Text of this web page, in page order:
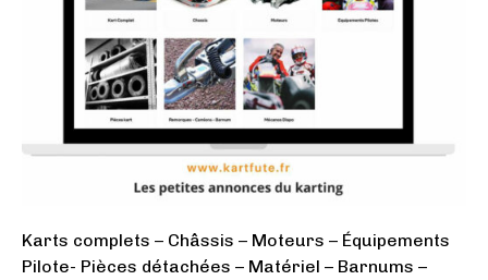
Karts complets – Châssis – Moteurs – Équipements
Pilote- Pièces détachées – Matériel – Barnums –